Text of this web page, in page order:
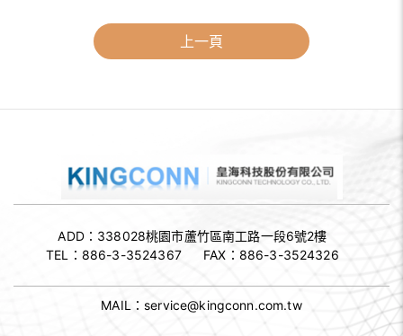
上一頁
ADD：338028桃園市蘆竹區南工路一段6號2樓
TEL： 886-3-3524367 FAX： 886-3-3524326
MAIL：service@kingconn.com.tw